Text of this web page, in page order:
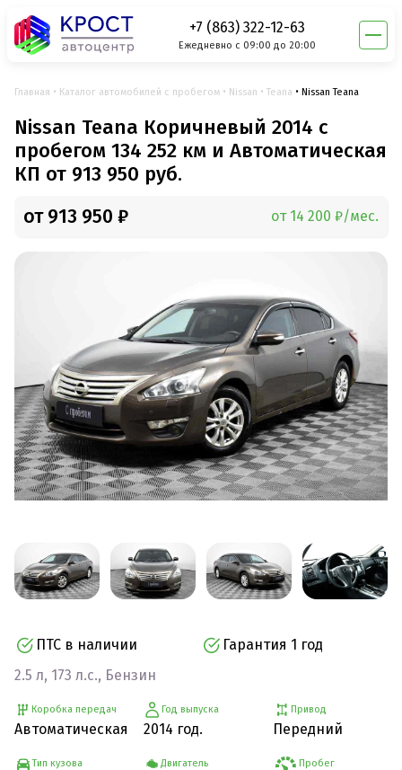
+7 (863) 322-12-63
Ежедневно с 09:00 до 20:00
Главная Каталог автомобилей с пробегом Nissan Teana Nissan Teana
Nissan Teana Коричневый 2014 с
пробегом 134 252 км и Автоматическая
КП от 913 950 руб.
от 913 950 ₽ от 14 200 ₽/мес.
ПТС в наличии
Гарантия 1 год
2.5 л, 173 л.с., Бензин
Коробка передач
Автоматическая
Тип кузова
Год выпуска
2014 год.
Двигатель
Привод
Передний
Пробег